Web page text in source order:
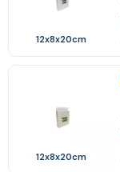
12x8x20cm
12x8x20cm